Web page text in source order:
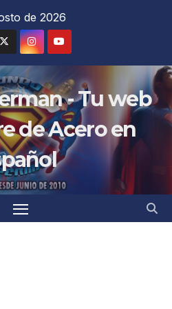
de 2026
- Tu web
de Acero en